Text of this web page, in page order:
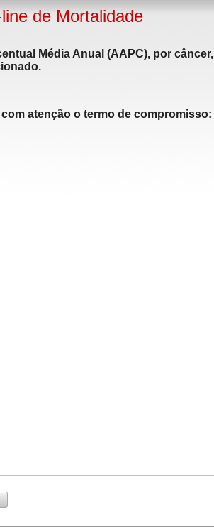
de Mortalidade
Média Anual (AAPC), por
com atenção o termo de compromisso: